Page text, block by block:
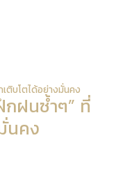
ติบโตได้อย่างมั่นคง
ฝนซ้ำๆ” ที่
นคง